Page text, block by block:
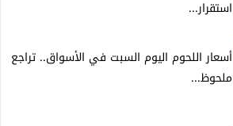
استقرار...
أسعار اللحوم اليوم السبت في الأسواق.. تراجع
ملحوظ...